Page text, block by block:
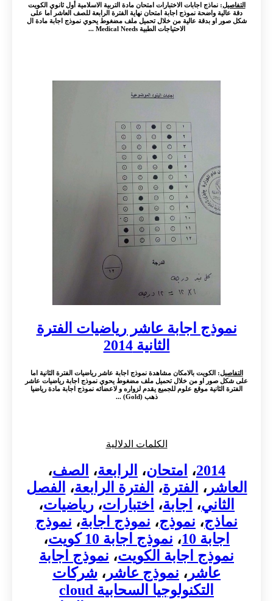
التفاصيل: نماذج اجابات الاختبارات امتحان مادة التربية الاسلامية أول ثانوي الكويت
دقة عالية واضحة نموذج اجابة امتحان نهاية الفترة الرابعة للصف العاشر اما على
شكل صور او بدقة عالية من خلال تحميل ملف مضغوط يحوي نموذج اجابة مادة ال
الاحتياجات الطبية Medical Needs ...
نموذج اجابة عاشر رياضيات الفترة
الثانية 2014
التفاصيل: الكويت بالامكان مشاهدة نموذج اجابة عاشر رياضيات الفترة الثانية اما
على شكل صور او من خلال تحميل ملف مضغوط يحوي نموذج اجابة رياضيات عاشر
الفترة الثانية موقع علوم للجميع يقدم لزواره و لاعضائه نموذج اجابة مادة رياضيا
ذهب (Gold) ...
الكلمات الدلالية
2014، امتحان، الرابعة، الصف،
العاشر ، الفترة، الفترة الرابعة،
الفصل
الثاني، اجابة، اختبارات، رياضيات،
نماذج، نموذج، نموذج اجابة، نموذج
اجابة 10
، نموذج اجابة 10 كويت
،
نموذج اجابة الكويت، نموذج اجابة
عاشر ، نموذج عاشر ، شركات
التكنولوجيا السحابية cloud